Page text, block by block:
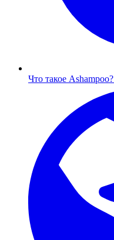
Что такое Ashampoo?